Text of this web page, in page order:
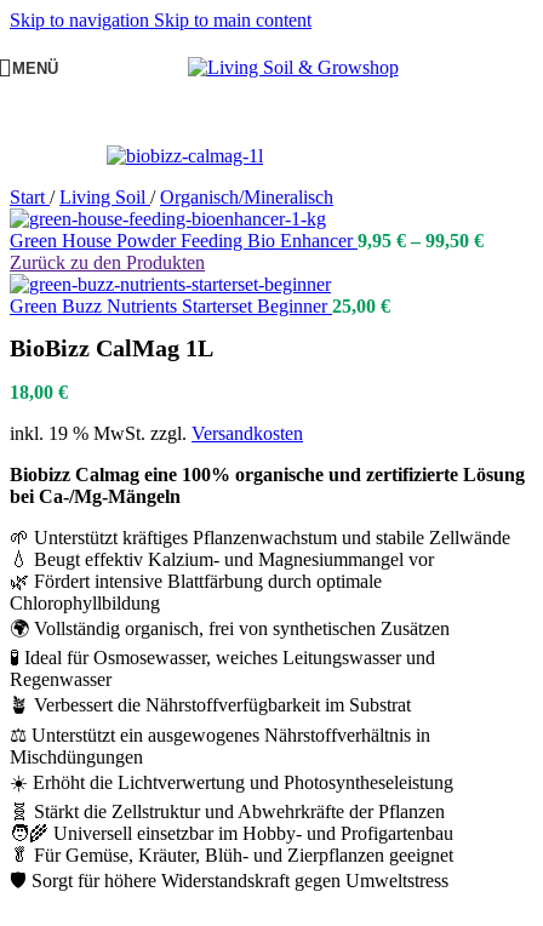
Skip to navigation Skip to main content
MENÜ
Start / Living Soil / Organisch/Mineralisch
Green House Powder Feeding Bio Enhancer9,95 €–99,50 €
Zurück zu den Produkten
Green Buzz Nutrients Starterset Beginner25,00 €
BioBizz CalMag 1L
18,00 €
inkl. 19 % MwSt. zzgl. Versandkosten
Biobizz Calmag eine 100% organische und zertifizierte Lösung
bei Ca-/Mg-Mängeln
🌱 Unterstützt kräftiges Pflanzenwachstum und stabile Zellwände
💧 Beugt effektiv Kalzium- und Magnesiummangel vor
🌿 Fördert intensive Blattfärbung durch optimale
Chlorophyllbildung
🌍 Vollständig organisch, frei von synthetischen Zusätzen
🧪 Ideal für Osmosewasser, weiches Leitungswasser und
Regenwasser
🪴 Verbessert die Nährstoffverfügbarkeit im Substrat
⚖️ Unterstützt ein ausgewogenes Nährstoffverhältnis in
Mischdüngungen
☀️ Erhöht die Lichtverwertung und Photosyntheseleistung
🧬 Stärkt die Zellstruktur und Abwehrkräfte der Pflanzen
🧑‍🌾 Universell einsetzbar im Hobby- und Profigartenbau
🥬 Für Gemüse, Kräuter, Blüh- und Zierpflanzen geeignet
🛡️ Sorgt für höhere Widerstandskraft gegen Umweltstress